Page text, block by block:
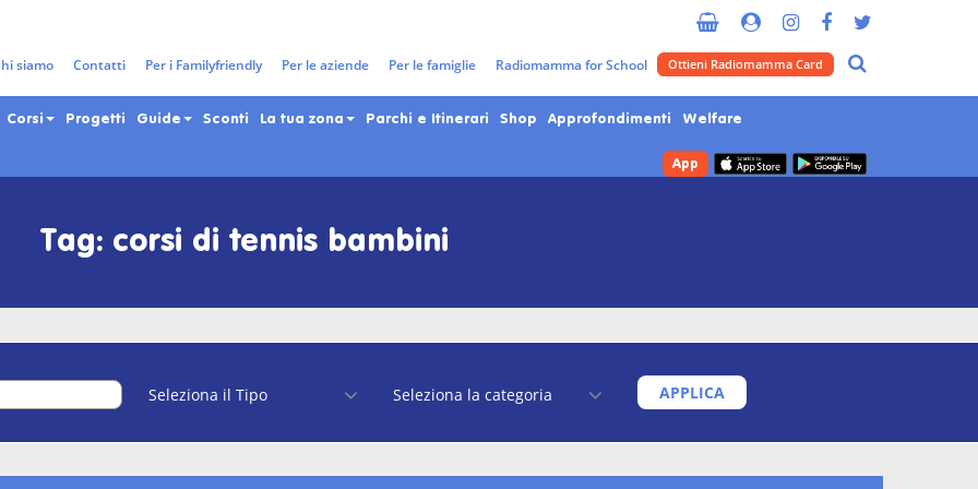
siamo Contatti Per i Familyfriendly Per le aziende Per le famiglie Radiomamma for School Ottieni Radiomamma Card
Corsi Progetti Guide Sconti La tua zona Parchi e Itinerari Shop Approfondimenti Welfare
App
Tag: corsi di tennis bambini
APPLICA